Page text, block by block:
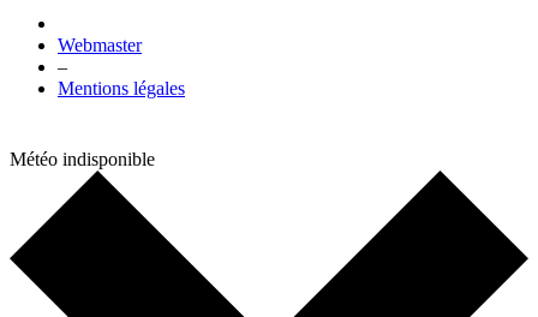
Webmaster
–
Mentions légales
Météo indisponible